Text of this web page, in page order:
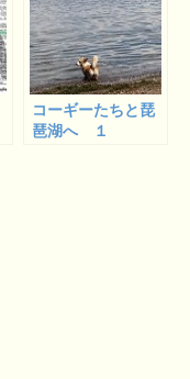
コーギーたちと琵
琶湖へ １